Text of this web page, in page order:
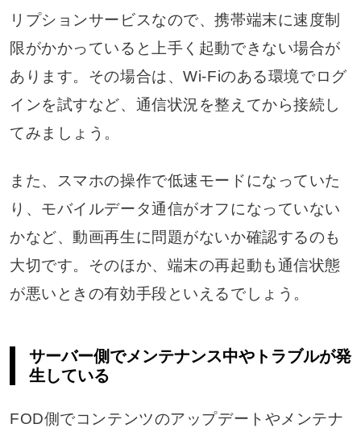
リプションサービスなので、携帯端末に速度制
限がかかっていると上手く起動できない場合が
あります。その場合は、Wi-Fiのある環境でログ
インを試すなど、通信状況を整えてから接続し
てみましょう。
また、スマホの操作で低速モードになっていた
り、モバイルデータ通信がオフになっていない
かなど、動画再生に問題がないか確認するのも
大切です。そのほか、端末の再起動も通信状態
が悪いときの有効手段といえるでしょう。
サーバー側でメンテナンス中やトラブルが発
生している
FOD側でコンテンツのアップデートやメンテナ